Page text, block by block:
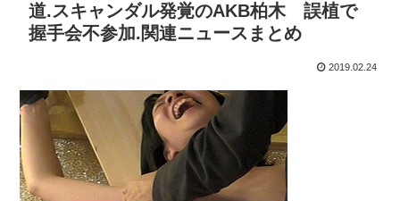
道.スキャンダル発覚のAKB柏木 誤植で
握手会不参加.関連ニュースまとめ
2019.02.24